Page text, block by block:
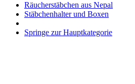
Räucherstäbchen aus Nepal
Stäbchenhalter und Boxen
Springe zur Hauptkategorie